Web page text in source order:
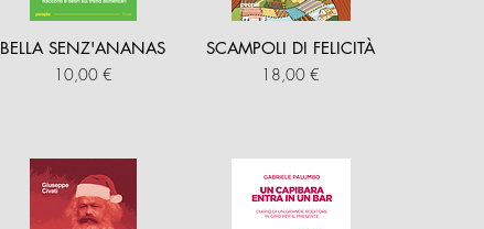
BELLA SENZ'ANANAS
Prezzo
10,00 €
SCAMPOLI DI FELICITÀ
Prezzo
18,00 €